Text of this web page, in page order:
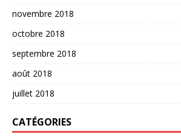
novembre 2018
octobre 2018
septembre 2018
août 2018
juillet 2018
CATÉGORIES